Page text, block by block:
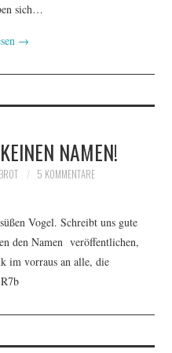
sich…
→
NAMEN!
5 KOMMENTARE
Vogel. Schreibt uns gute
den Namen veröffentlichen,
im vorraus an alle, die